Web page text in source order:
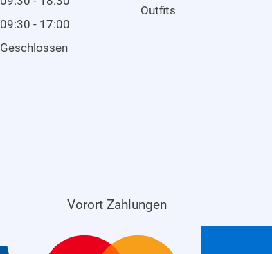
09:30 - 17:00
Geschlossen
Outfits
Vorort Zahlungen